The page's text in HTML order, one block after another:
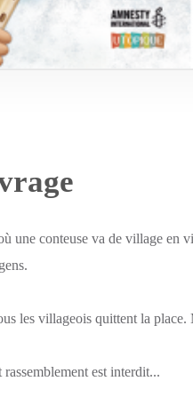
une conteuse va de village
les villageois quittent la
est interdit...